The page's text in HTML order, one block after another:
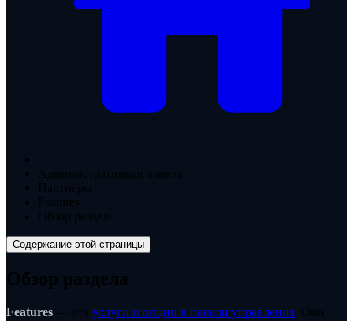
Административная панель
Партнёры
Features
Обзор раздела
Содержание этой страницы
Обзор раздела
Features — это услуги и опции в панели управления . Они